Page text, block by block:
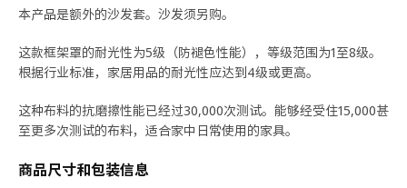
本产品是额外的沙发套。沙发须另购。
这款框架罩的耐光性为5级（防褪色性能），等级范围为1至8级。
根据行业标准，家居用品的耐光性应达到4级或更高。
这种布料的抗磨擦性能已经过30,000次测试。能够经受住15,000甚
至更多次测试的布料，适合家中日常使用的家具。
商品尺寸和包装信息